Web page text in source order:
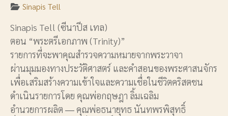
Sinapis Tell
Sinapis Tell (ซีนาปีส เทล)
ตอน “พระตรีเอกภาพ (Trinity)”
รายการที่จะพาคุณสำรวจความหมายจากพระวาจา
ผ่านมุมมองทางประวัติศาสตร์ และคำสอนของพระศาสนจักร
เพื่อเสริมสร้างความเข้าใจและความเชื่อในชีวิตคริสตชน
ดำเนินรายการโดย คุณพ่อกฤษฎา ลิ้มเฉลิม
อำนวยการผลิต ― คุณพ่อธนายุทธ นันทพรพิสุทธิ์